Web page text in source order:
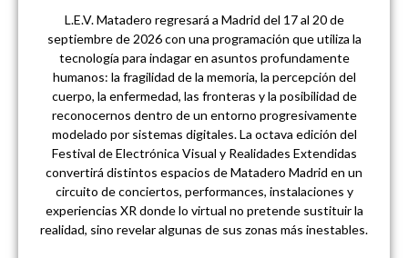
L.E.V. Matadero regresará a Madrid del 17 al 20 de
septiembre de 2026 con una programación que utiliza la
tecnología para indagar en asuntos profundamente
humanos: la fragilidad de la memoria, la percepción del
cuerpo, la enfermedad, las fronteras y la posibilidad de
reconocernos dentro de un entorno progresivamente
modelado por sistemas digitales. La octava edición del
Festival de Electrónica Visual y Realidades Extendidas
convertirá distintos espacios de Matadero Madrid en un
circuito de conciertos, performances, instalaciones y
experiencias XR donde lo virtual no pretende sustituir la
realidad, sino revelar algunas de sus zonas más inestables.